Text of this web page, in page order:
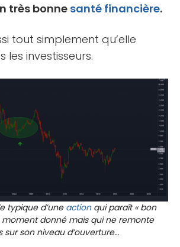
très bonne santé financière.
tout simplement qu’elle
les investisseurs.
typique d’une actionqui paraît « bon
moment donné mais qui ne remonte
sur son niveau d’ouverture…